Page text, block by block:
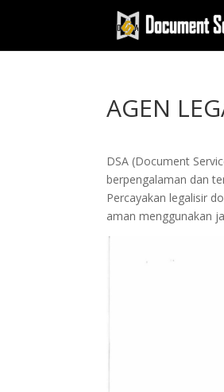
AGEN
DSA (Document
berpengalaman dan
Percayakan legalisir
aman menggunakan